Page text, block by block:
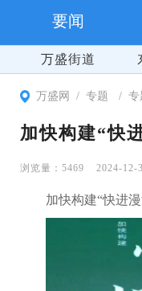
要闻
万盛街道
万盛网 专题
加快构建“快
5469 2024-12-
加快构建“快进